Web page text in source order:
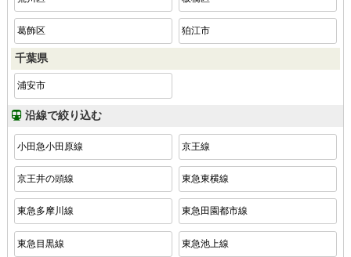
葛飾区 狛江市
千葉県
浦安市
沿線で絞り込む
小田急小田原線 京王線
京王井の頭線 東急東横線
東急多摩川線 東急田園都市線
東急目黒線 東急池上線